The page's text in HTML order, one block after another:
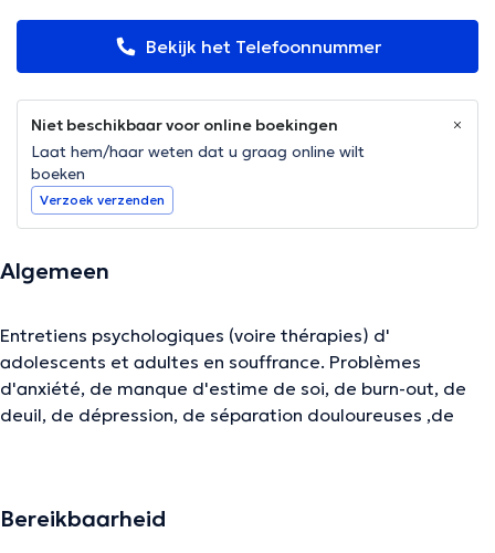
Bekijk het Telefoonnummer
Niet beschikbaar voor online boekingen
Laat hem/haar weten dat u graag online wilt
boeken
Verzoek verzenden
Algemeen
Entretiens psychologiques (voire thérapies) d'
adolescents et adultes en souffrance. Problèmes
d'anxiété, de manque d'estime de soi, de burn-out, de
deuil, de dépression, de séparation douloureuses ,de
De beschrijving werd aangepast door het Doctoranytime team, gebaseerd
Bereikbaarheid